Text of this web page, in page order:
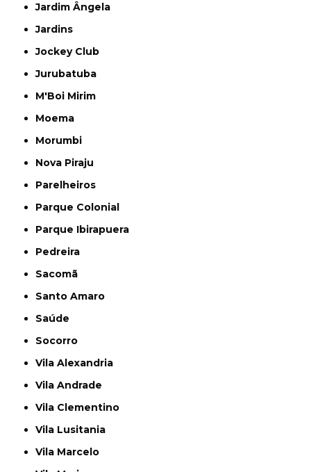
Jardim Ângela
Jardins
Jockey Club
Jurubatuba
M'Boi Mirim
Moema
Morumbi
Nova Piraju
Parelheiros
Parque Colonial
Parque Ibirapuera
Pedreira
Sacomã
Santo Amaro
Saúde
Socorro
Vila Alexandria
Vila Andrade
Vila Clementino
Vila Lusitania
Vila Marcelo